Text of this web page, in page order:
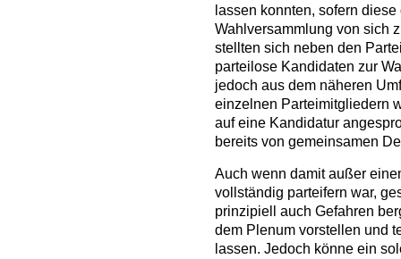
lassen konnten, sofern
Wahlversammlung von sich
stellten sich neben den
parteilose Kandidaten zur
jedoch aus dem näheren
einzelnen Parteimitgliedern
auf eine Kandidatur
bereits von gemeinsamen
Auch wenn damit außer
vollständig parteifern war,
prinzipiell auch Gefahren
dem Plenum vorstellen und
lassen. Jedoch könne ein